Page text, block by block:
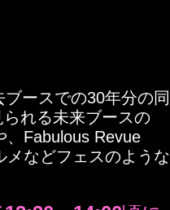
ースでの30年分の同
れる未来ブースの
、Fabulous Revue
メなどフェスのような